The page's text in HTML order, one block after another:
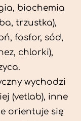
biochemia
trzustka),
fosfor, sód,
chlorki),
wychodzi
(vetlab), inne
orientuje się